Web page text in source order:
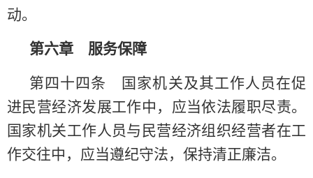
动。
第六章 服务保障
第四十四条 国家机关及其工作人员在促
进民营经济发展工作中，应当依法履职尽责。
国家机关工作人员与民营经济组织经营者在工
作交往中，应当遵纪守法，保持清正廉洁。